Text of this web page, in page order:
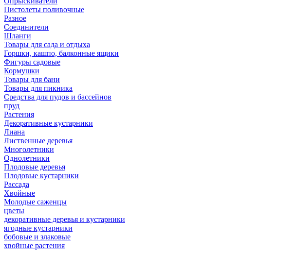
Пистолеты поливочные
Разное
Соединители
Шланги
Товары для сада и отдыха
Горшки, кашпо, балконные ящики
Фигуры садовые
Кормушки
Товары для бани
Товары для пикника
Средства для пудов и бассейнов
пруд
Растения
Декоративные кустарники
Лиана
Лиственные деревья
Многолетники
Однолетники
Плодовые деревья
Плодовые кустарники
Рассада
Хвойные
Молодые саженцы
цветы
декоративные деревья и кустарники
ягодные кустарники
бобовые и злаковые
хвойные растения